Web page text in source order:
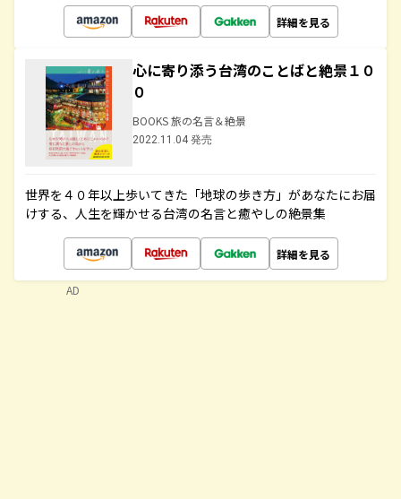
詳細を見る
心に寄り添う台湾のことばと絶景１０
０
BOOKS 旅の名言＆絶景
2022.11.04 発売
世界を４０年以上歩いてきた「地球の歩き方」があなたにお届
けする、人生を輝かせる台湾の名言と癒やしの絶景集
詳細を見る
AD